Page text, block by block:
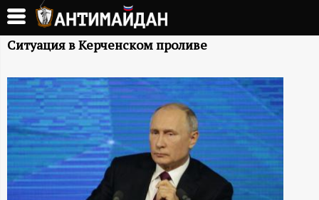
Перейти
основному
А
Н
Т
И
М
Ситуация в Керченском проливе